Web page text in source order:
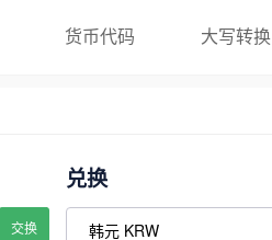
货币代码 大写转换
交换
兑换